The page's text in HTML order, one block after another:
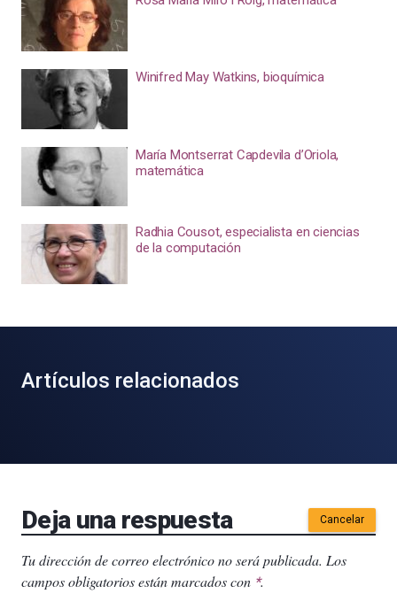
Winifred May Watkins, bioquímica
María Montserrat Capdevila d’Oriola,
matemática
Radhia Cousot, especialista en ciencias
de la computación
Artículos relacionados
Deja una respuesta Cancelar
Tu dirección de correo electrónico no será publicada. Los
campos obligatorios están marcados con *.